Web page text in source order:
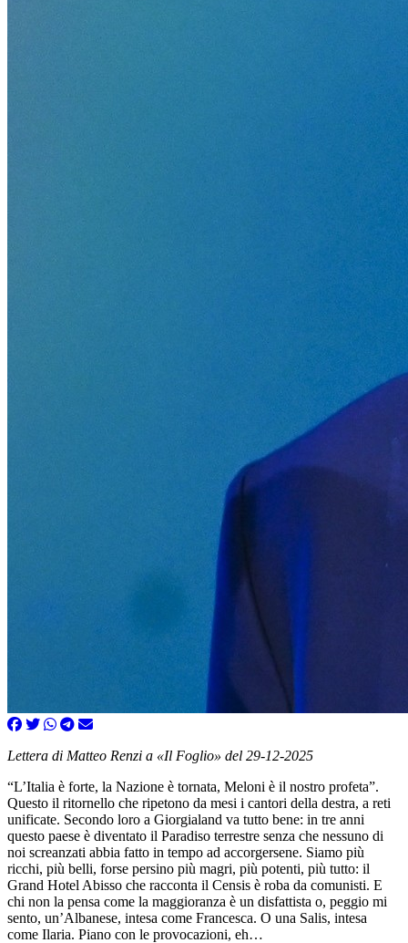
Lettera di Matteo Renzi a «Il Foglio» del 29-12-2025
“L’Italia è forte, la Nazione è tornata, Meloni è il nostro profeta”.
Questo il ritornello che ripetono da mesi i cantori della destra, a reti
unificate. Secondo loro a Giorgialand va tutto bene: in tre anni
questo paese è diventato il Paradiso terrestre senza che nessuno di
noi screanzati abbia fatto in tempo ad accorgersene. Siamo più
ricchi, più belli, forse persino più magri, più potenti, più tutto: il
Grand Hotel Abisso che racconta il Censis è roba da comunisti. E
chi non la pensa come la maggioranza è un disfattista o, peggio mi
sento, un’Albanese, intesa come Francesca. O una Salis, intesa
come Ilaria. Piano con le provocazioni, eh…